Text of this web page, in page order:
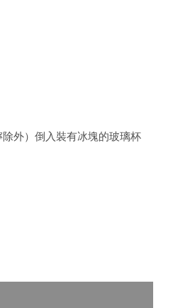
外）倒入裝有冰塊的玻璃杯